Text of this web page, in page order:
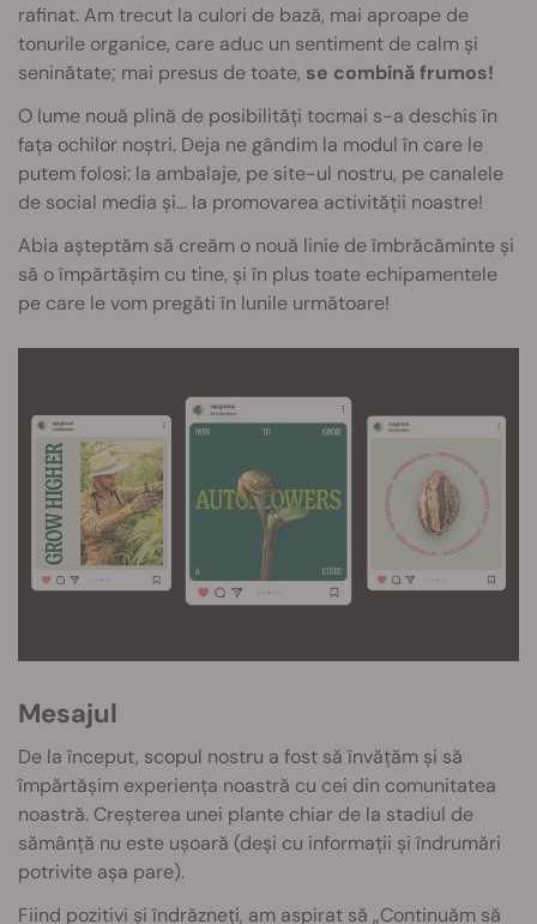
rafinat. Am trecut la culori de bază, mai aproape de
tonurile organice, care aduc un sentiment de calm și
seninătate; mai presus de toate, se combină frumos!
O lume nouă plină de posibilități tocmai s-a deschis în
fața ochilor noștri. Deja ne gândim la modul în care le
putem folosi: la ambalaje, pe site-ul nostru, pe canalele
de social media și... la promovarea activității noastre!
Abia așteptăm să creăm o nouă linie de îmbrăcăminte și
să o împărtășim cu tine, și în plus toate echipamentele
pe care le vom pregăti în lunile următoare!
Mesajul
De la început, scopul nostru a fost să învățăm și să
împărtășim experiența noastră cu cei din comunitatea
noastră. Creșterea unei plante chiar de la stadiul de
sămânță nu este ușoară (deși cu informații și îndrumări
potrivite așa pare).
Fiind pozitivi și îndrăzneți, am aspirat să „Continuăm să